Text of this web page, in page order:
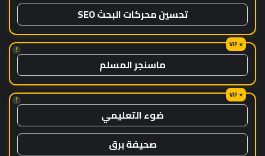
تحسين محركات البحث SEO
!
ماسنجر المسلم
!
ضوء التعليمي
صحيفة برق